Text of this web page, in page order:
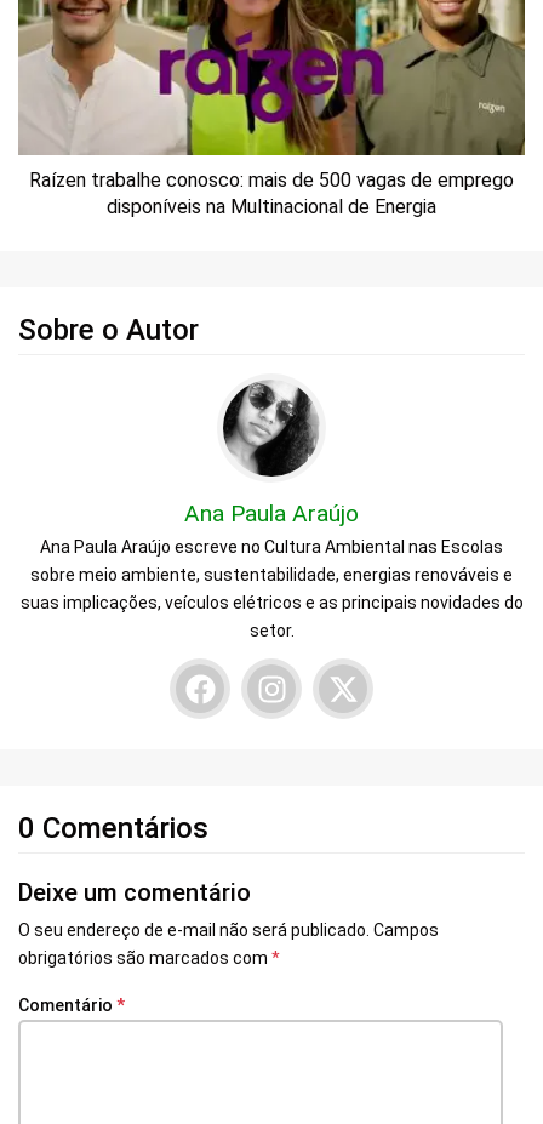
Raízen trabalhe conosco: mais de 500 vagas de emprego
disponíveis na Multinacional de Energia
Sobre o Autor
Ana Paula Araújo
Ana Paula Araújo escreve no Cultura Ambiental nas Escolas
sobre meio ambiente, sustentabilidade, energias renováveis e
suas implicações, veículos elétricos e as principais novidades do
setor.
0 Comentários
Deixe um comentário
O seu endereço de e-mail não será publicado. Campos
obrigatórios são marcados com *
Comentário *